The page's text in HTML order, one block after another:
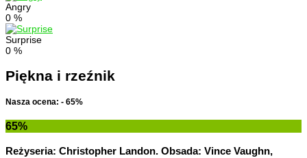
Angry
0 %
Surprise
0 %
Piękna i rzeźnik
Nasza ocena: - 65%
65%
Reżyseria: Christopher Landon. Obsada: Vince Vaughn,